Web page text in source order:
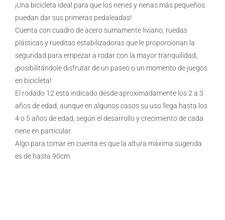
¡Una bicicleta ideal para que los nenes y nenas más pequeños
puedan dar sus primeras pedaleadas!
Cuenta con cuadro de acero sumamente liviano, ruedas
plásticas y rueditas estabilizadoras que le proporcionan la
seguridad para empezar a rodar con la mayor tranquilidad,
¡posibilitándole disfrutar de un paseo o un momento de juegos
en bicicleta!
El rodado 12 está indicado desde aproximadamente los 2 a 3
años de edad, aunque en algunos casos su uso llega hasta los
4 o 5 años de edad, según el desarrollo y crecimiento de cada
nene en particular.
Algo para tomar en cuenta es que la altura máxima sugerida
es de hasta 90cm.